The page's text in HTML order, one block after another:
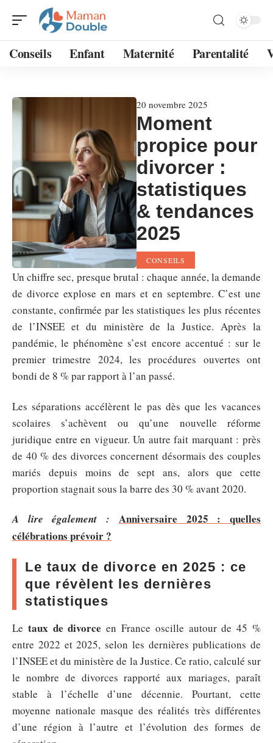
Conseils Enfant Maternité Parentalité
20 novembre 2025
Moment
propice pour
divorcer :
statistiques
& tendances
2025
CONSEILS
Un chiffre sec, presque brutal : chaque année, la demande
de divorce explose en mars et en septembre. C’est une
constante, confirmée par les statistiques les plus récentes
de l’INSEE et du ministère de la Justice. Après la
pandémie, le phénomène s’est encore accentué : sur le
premier trimestre 2024, les procédures ouvertes ont
bondi de 8 % par rapport à l’an passé.
Les séparations accélèrent le pas dès que les vacances
scolaires s’achèvent ou qu’une nouvelle réforme
juridique entre en vigueur. Un autre fait marquant : près
de 40 % des divorces concernent désormais des couples
mariés depuis moins de sept ans, alors que cette
proportion stagnait sous la barre des 30 % avant 2020.
A lire également :
Anniversaire 2025 : quelles
célébrations prévoir ?
Le taux de divorce en 2025 : ce
que révèlent les dernières
statistiques
Le taux de divorce en France oscille autour de 45 %
entre 2022 et 2025, selon les dernières publications de
l’INSEE et du ministère de la Justice. Ce ratio, calculé sur
le nombre de divorces rapporté aux mariages, paraît
stable à l’échelle d’une décennie. Pourtant, cette
moyenne nationale masque des réalités très différentes
d’une région à l’autre et l’évolution des formes de